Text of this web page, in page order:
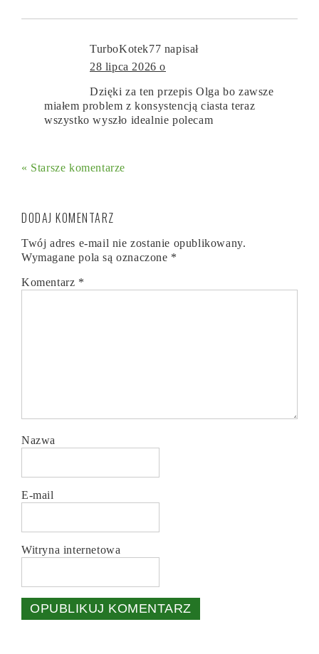
TurboKotek77 napisał
28 lipca 2026 o
Dzięki za ten przepis Olga bo zawsze
miałem problem z konsystencją ciasta teraz
wszystko wyszło idealnie polecam
« Starsze komentarze
DODAJ KOMENTARZ
Twój adres e-mail nie zostanie opublikowany.
Wymagane pola są oznaczone *
Komentarz *
Nazwa
E-mail
Witryna internetowa